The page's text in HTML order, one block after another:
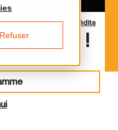
Refuser
Crédits
!